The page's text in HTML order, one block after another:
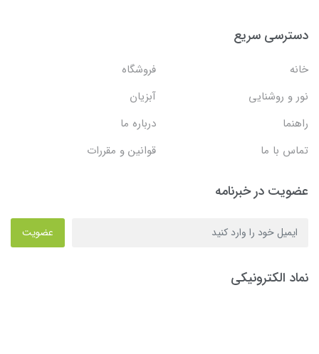
دسترسی سریع
خانه
فروشگاه
نور و روشنایی
آبزیان
راهنما
درباره ما
تماس با ما
قوانین و مقررات
عضویت در خبرنامه
عضویت
نماد الکترونیکی